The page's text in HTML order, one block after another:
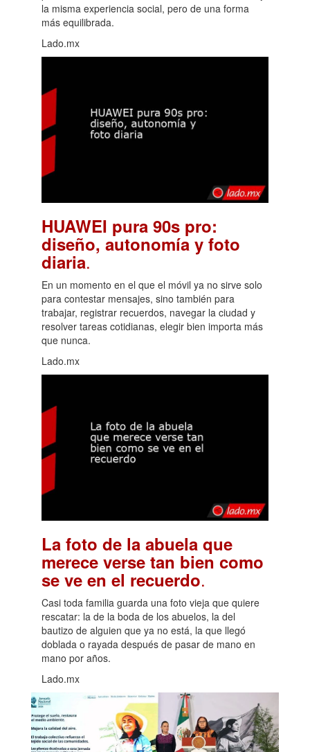
la misma experiencia social, pero de una forma
más equilibrada.
Lado.mx
HUAWEI pura 90s pro:
diseño, autonomía y foto
diaria.
En un momento en el que el móvil ya no sirve solo
para contestar mensajes, sino también para
trabajar, registrar recuerdos, navegar la ciudad y
resolver tareas cotidianas, elegir bien importa más
que nunca.
Lado.mx
La foto de la abuela que
merece verse tan bien como
se ve en el recuerdo.
Casi toda familia guarda una foto vieja que quiere
rescatar: la de la boda de los abuelos, la del
bautizo de alguien que ya no está, la que llegó
doblada o rayada después de pasar de mano en
mano por años.
Lado.mx